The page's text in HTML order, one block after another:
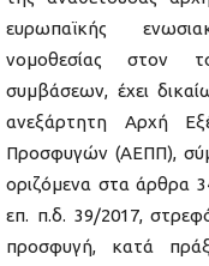
ευρωπαϊκής
νομοθεσίας στον
συμβάσεων, έχει
ανεξάρτητη Αρχή
Προσφυγών (ΑΕΠΠ),
οριζόμενα στα άρθρα
επ. π.δ. 39/2017,
προσφυγή, κατά